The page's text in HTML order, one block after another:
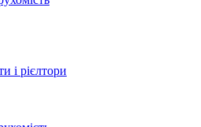
і рієлтори